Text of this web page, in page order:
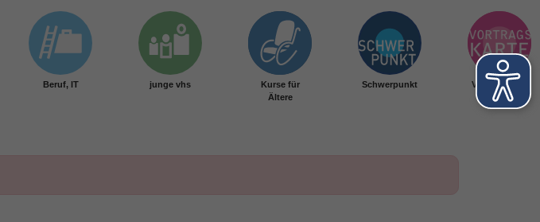
Beruf, IT junge vhs
Kurse für
Ältere
Schwerpunkt Vortragskarte